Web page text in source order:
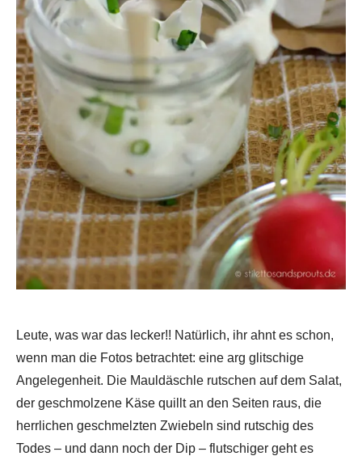
Leute, was war das lecker!! Natürlich, ihr ahnt es schon,
wenn man die Fotos betrachtet: eine arg glitschige
Angelegenheit. Die Mauldäschle rutschen auf dem Salat,
der geschmolzene Käse quillt an den Seiten raus, die
herrlichen geschmelzten Zwiebeln sind rutschig des
Todes – und dann noch der Dip – flutschiger geht es